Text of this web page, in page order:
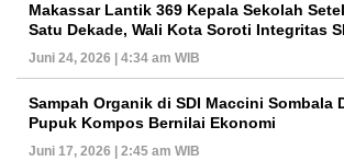
Makassar Lantik 369 Kepala Sekolah
Satu Dekade, Wali Kota Soroti Integritas
Juni 24, 2026 | 4:34 am WIB
Sampah Organik di SDI Maccini Sombala
Pupuk Kompos Bernilai Ekonomi
Juni 17, 2026 | 2:45 am WIB